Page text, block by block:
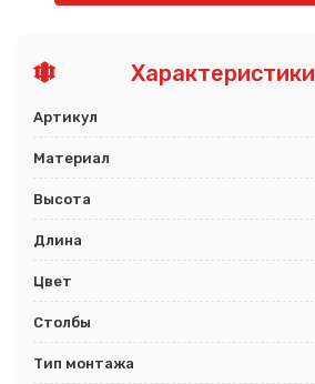
Характеристики
Артикул
Материал
Высота
Длина
Цвет
Столбы
Тип монтажа